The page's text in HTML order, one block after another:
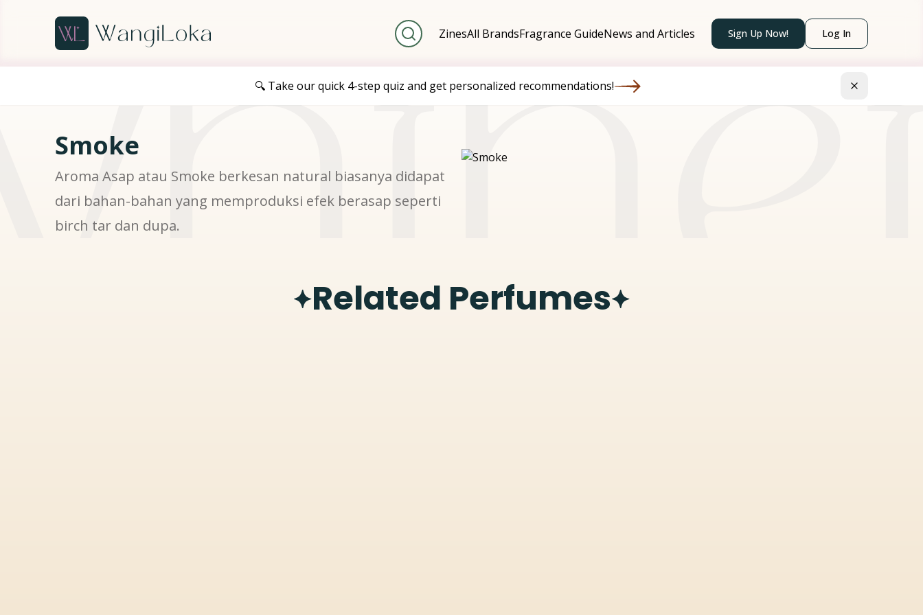
ZinesAll BrandsFragrance GuideNews and Articles Sign Up Now! Log In
🔍 Take our quick 4-step quiz and get personalized recommendations!
Smoke
Aroma Asap atau Smoke berkesan natural biasanya didapat
dari bahan-bahan yang memproduksi efek berasap seperti
birch tar dan dupa.
Related Perfumes